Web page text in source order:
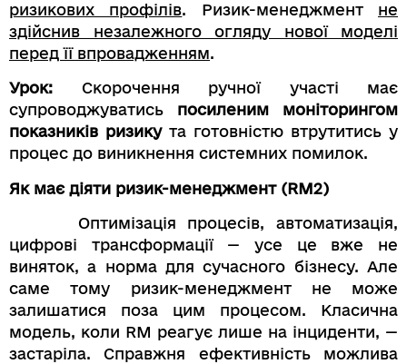
ризикових профілів. Ризик-менеджмент не
здійснив незалежного огляду нової моделі
перед її впровадженням.
Урок: Скорочення ручної участі має
супроводжуватись посиленим моніторингом
показників ризикута готовністю втрутитись у
процес до виникнення системних помилок.
Як має діяти ризик-менеджмент (RM2)
Оптимізація процесів, автоматизація,
цифрові трансформації — усе це вже не
виняток, а норма для сучасного бізнесу. Але
саме тому ризик-менеджмент не може
залишатися поза цим процесом. Класична
модель, коли RM реагує лише на інциденти, —
застаріла. Справжня ефективність можлива